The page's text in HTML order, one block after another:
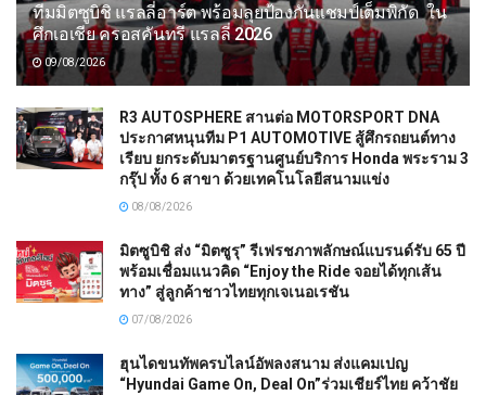
ทีมมิตซูบิชิ แรลลี่อาร์ต พร้อมลุยป้องกันแชมป์เต็มพิกัด ใน
ศึกเอเชีย ครอสคันทรี แรลลี่ 2026
09/08/2026
R3 AUTOSPHERE สานต่อ MOTORSPORT DNA
ประกาศหนุนทีม P1 AUTOMOTIVE สู้ศึกรถยนต์ทาง
เรียบ ยกระดับมาตรฐานศูนย์บริการ Honda พระราม 3
กรุ๊ป ทั้ง 6 สาขา ด้วยเทคโนโลยีสนามแข่ง
08/08/2026
มิตซูบิชิ ส่ง “มิตซูรุ” รีเฟรชภาพลักษณ์แบรนด์รับ 65 ปี
พร้อมเชื่อมแนวคิด “Enjoy the Ride จอยได้ทุกเส้น
ทาง” สู่ลูกค้าชาวไทยทุกเจเนอเรชัน
07/08/2026
ฮุนไดขนทัพครบไลน์อัพลงสนาม ส่งแคมเปญ
“Hyundai Game On, Deal On”ร่วมเชียร์ไทย คว้าชัย